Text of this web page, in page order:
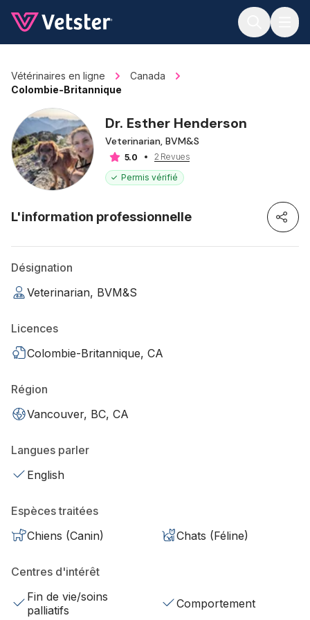
Vétérinaires en ligne
Canada
Colombie-Britannique
Dr. Esther Henderson
Veterinarian, BVM&S
5.0
2 Revues
Permis vérifié
L'information professionnelle
Désignation
Veterinarian, BVM&S
Licences
Colombie-Britannique, CA
Région
Vancouver, BC, CA
Langues parler
English
Espèces traitées
Chiens (Canin)
Chats (Féline)
Centres d'intérêt
Fin de vie/soins
palliatifs
Comportement